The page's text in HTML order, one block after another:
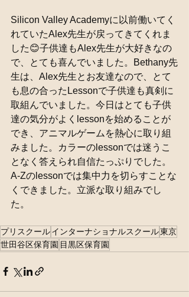
Silicon Valley Academyに以前働いてく
れていたAlex先生が戻ってきてくれま
した😊子供達もAlex先生が大好きなの
で、とても喜んでいました。Bethany先
生は、Alex先生とお友達なので、とて
も息の合ったLessonで子供達も真剣に
取組んでいました。今日はとても子供
達の気分がよくlessonを始めることが
でき、アニマルゲームを熱心に取り組
みました。カラーのlessonでは迷うこ
となく答えられ自信たっぷりでした。
A-Zのlessonでは集中力を切らすことな
くできました。立派な取り組みでし
た。
プリスクールインターナショナルスクール東京
世田谷区保育園 目黒区保育園